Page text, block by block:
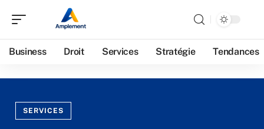
Business Droit Services Stratégie Tendances
SERVICES